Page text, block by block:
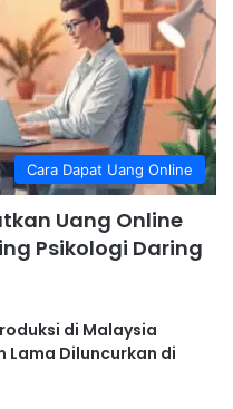
Cara Dapat Uang Online
Uang Online
Psikologi Daring
di Malaysia
Lama Diluncurkan di